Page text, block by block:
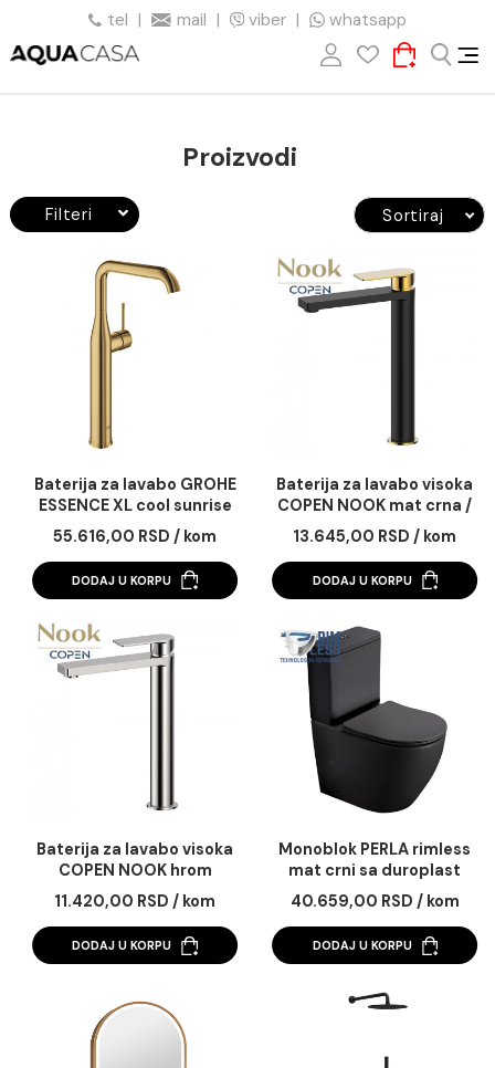
tel | mail | viber | whatsapp
Proizvodi
Filteri Sortiraj
Baterija za lavabo GROHE
ESSENCE XL cool sunrise
55.616,00 RSD / kom
DODAJ U KORPU
Baterija za lavabo
COPEN NOOK mat
brušeno zlato
13.645,00 RSD /
DODAJ U KORPU
Baterija za lavabo visoka
COPEN NOOK hrom
11.420,00 RSD / kom
DODAJ U KORPU
Monoblok PERLA
mat crni sa
soft close wc
vario
40.659,00 RSD /